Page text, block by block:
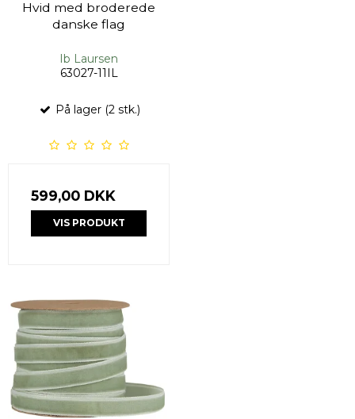
Hvid med broderede
danske flag
Ib Laursen
63027-11IL
På lager (2 stk.)
599,00 DKK
VIS PRODUKT